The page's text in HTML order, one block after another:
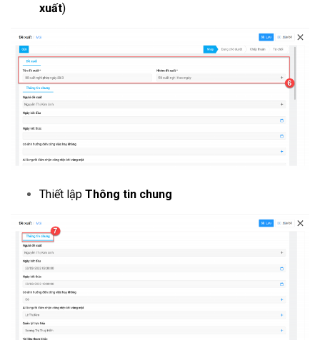
xuất)
Thiết lập Thông tin chung